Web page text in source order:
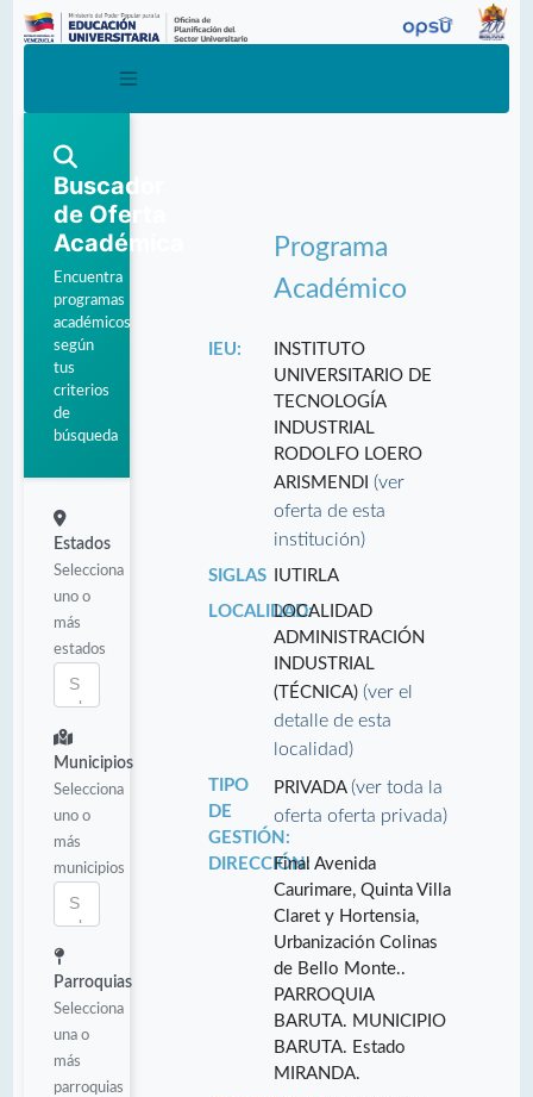
Buscador
de Oferta
Académica
Encuentra
programas
académicos
según
tus
criterios
de
búsqueda
Estados
Selecciona
uno o
más
estados
Municipios
Selecciona
uno o
más
municipios
Parroquias
Selecciona
una o
más
parroquias
Programa
Académico
IEU:
INSTITUTO
UNIVERSITARIO DE
TECNOLOGÍA
INDUSTRIAL
RODOLFO LOERO
ARISMENDI(ver
oferta de esta
institución)
SIGLAS
IUTIRLA
LOCALIDAD:LOCALIDAD
ADMINISTRACIÓN
INDUSTRIAL
(TÉCNICA)(ver el
detalle de esta
localidad)
TIPO
DE
GESTIÓN:
PRIVADA(ver toda la
oferta oferta privada)
DIRECCIÓN:Final Avenida
Caurimare, Quinta Villa
Claret y Hortensia,
Urbanización Colinas
de Bello Monte..
PARROQUIA
BARUTA. MUNICIPIO
BARUTA. Estado
MIRANDA.